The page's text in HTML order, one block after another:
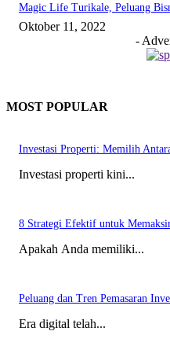
Magic Life Turikale, Peluang
Oktober 11, 2022
-
MOST POPULAR
Investasi Properti: Memilih
Investasi properti kini...
8 Strategi Efektif untuk
Apakah Anda memiliki...
Peluang dan Tren Pemasaran
Era digital telah...